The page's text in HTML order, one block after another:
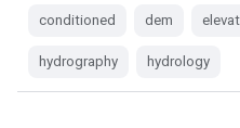
conditioned dem
hydrography hydrology